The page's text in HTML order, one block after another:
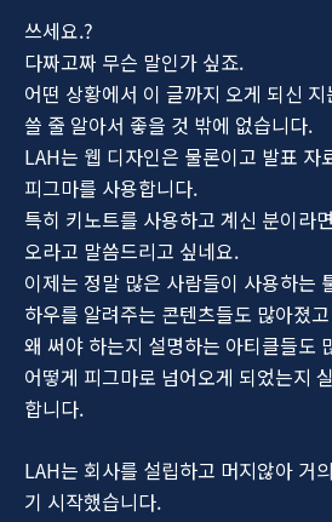
쓰세요.?
다짜고짜 무슨 말인가 싶죠.
어떤 상황에서 이 글까지 오게 되신
쓸 줄 알아서 좋을 것 밖에 없습니다.
LAH는 웹 디자인은 물론이고 발표 자
피그마를 사용합니다.
특히 키노트를 사용하고 계신 분이라
오라고 말씀드리고 싶네요.
이제는 정말 많은 사람들이 사용하는
하우를 알려주는 콘텐츠들도 많아졌고
왜 써야 하는지 설명하는 아티클들도
어떻게 피그마로 넘어오게 되었는지
합니다.
LAH는 회사를 설립하고 머지않아 거
기 시작했습니다.